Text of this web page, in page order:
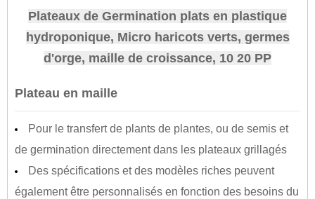
Plateaux de Germination plats en plastique
hydroponique, Micro haricots verts, germes
d'orge, maille de croissance, 10 20 PP
Plateau en maille
Pour le transfert de plants de plantes, ou de semis et
de germination directement dans les plateaux grillagés
Des spécifications et des modèles riches peuvent
également être personnalisés en fonction des besoins du